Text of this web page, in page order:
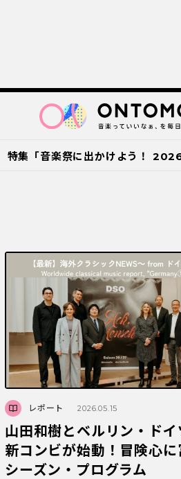
特集「音楽祭に出かけよう！ 2026
レポート 2026.05.15
山田和樹とベルリン・ドイ
新コンビが始動！冒険心に
シーズン・プログラム